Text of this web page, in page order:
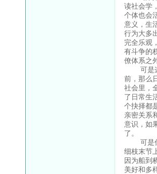
读社会学
个体也会
意义，生
行为大多
完全乐观
有斗争的
僚体系之
可是这
前，那么
社会里，
了日常生
个抉择都
亲密关系
意识，如
了。
可是你
细枝末节
因为船到
美好和多